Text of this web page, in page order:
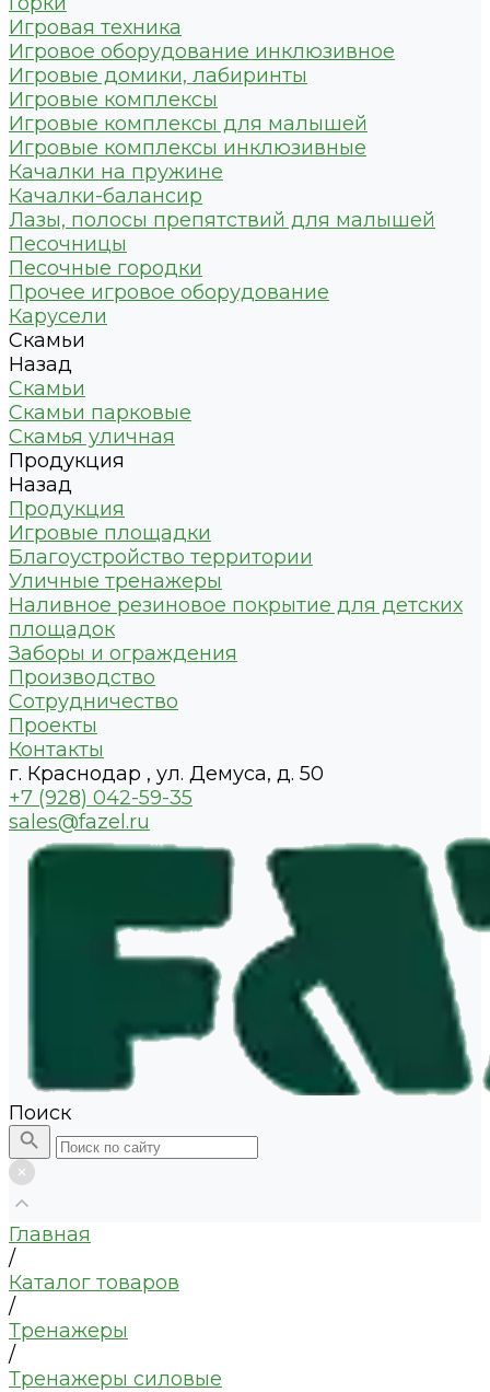
Игровая техника
Игровое оборудование инклюзивное
Игровые домики, лабиринты
Игровые комплексы
Игровые комплексы для малышей
Игровые комплексы инклюзивные
Качалки на пружине
Качалки-балансир
Лазы, полосы препятствий для малышей
Песочницы
Песочные городки
Прочее игровое оборудование
Карусели
Скамьи
Назад
Скамьи
Скамьи парковые
Скамья уличная
Продукция
Назад
Продукция
Игровые площадки
Благоустройство территории
Уличные тренажеры
Наливное резиновое покрытие для детских
площадок
Заборы и ограждения
Производство
Сотрудничество
Проекты
Контакты
г. Краснодар , ул. Демуса, д. 50
+7 (928) 042-59-35
sales@fazel.ru
Поиск
Главная
/
Каталог товаров
/
Тренажеры
/
Тренажеры силовые